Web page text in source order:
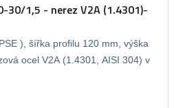
30/1,5 - nerez V2A (1.4301)-
), šířka profilu 120 mm, výška
ocel V2A (1.4301, AISI 304) v